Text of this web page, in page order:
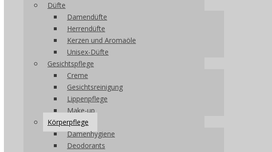
Düfte
Damendüfte
Herrendüfte
Kerzen und Aromaöle
Unisex-Düfte
Gesichtspflege
Creme
Gesichtsreinigung
Lippenpflege
Make-up
Körperpflege
Damenhygiene
Deodorants